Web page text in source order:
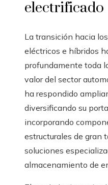
electrificado
La transición hacia
eléctricos e híbridos
profundamente toda
valor del sector
ha respondido
diversificando su
incorporando
estructurales de gran
soluciones
almacenamiento de